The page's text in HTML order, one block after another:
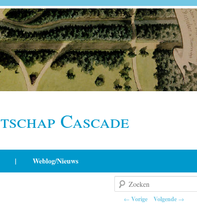
Cascade
| Weblog/Nieuws
Berichtnavigatie
← Vorige Volgende →